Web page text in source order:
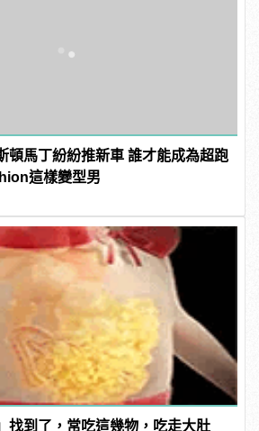
頓馬丁紛紛推新車 誰才能成為超跑
這樣變型男
找到了，常吃這幾物，吃走大肚